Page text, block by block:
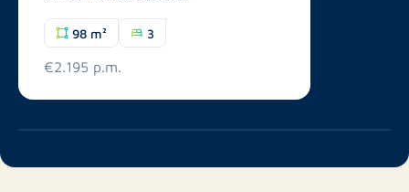
98 m² 3
€2.195 p.m.